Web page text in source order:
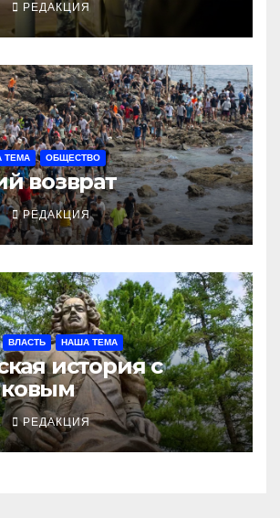
РЕДАКЦИЯ
ТЕМА ОБЩЕСТВО
возврат
РЕДАКЦИЯ
ВЛАСТЬ НАША ТЕМА
история с
РЕДАКЦИЯ